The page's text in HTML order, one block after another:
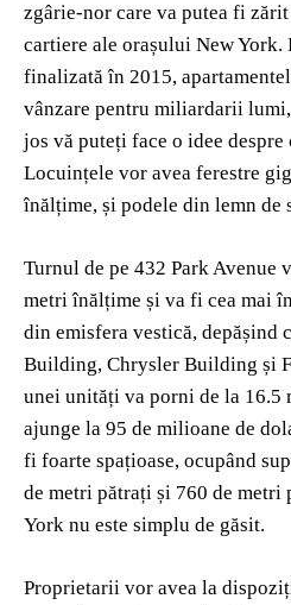
zgârie-nor care va putea fi
cartiere ale orașului New
finalizată în 2015,
vânzare pentru miliardarii
jos vă puteți face o idee despre
Locuințele vor avea ferestre
înălțime, și podele din lemn de
Turnul de pe 432 Park Avenue
metri înălțime și va fi cea mai
din emisfera vestică, depășind
Building, Chrysler Building și
unei unități va porni de la 16.5
ajunge la 95 de milioane de
fi foarte spațioase, ocupând
de metri pătrați și 760 de metri
York nu este simplu de găsit.
Proprietarii vor avea la